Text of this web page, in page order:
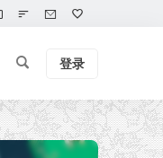
登录